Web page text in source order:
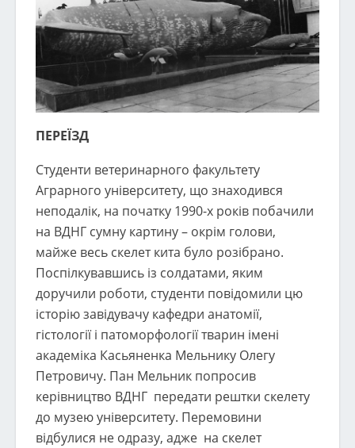
ПЕРЕЇЗД
Студенти ветеринарного факультету
Аграрного університету, що знаходився
неподалік, на початку 1990-х років побачили
на ВДНГ сумну картину – окрім голови,
майже весь скелет кита було розібрано.
Поспілкувавшись із солдатами, яким
доручили роботи, студенти повідомили цю
історію завідувачу кафедри анатомії,
гістології і патоморфології тварин імені
академіка Касьяненка Мельнику Олегу
Петровичу. Пан Мельник попросив
керівництво ВДНГ передати рештки скелету
до музею університету. Перемовини
відбулися не одразу, адже на скелет